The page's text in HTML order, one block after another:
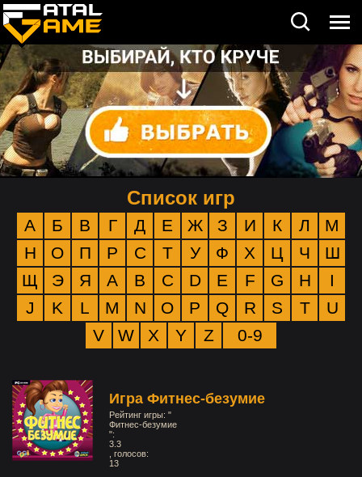
Список игр
А Б В Г Д Е Ж З И К Л
М
Н
О П Р С Т У Ф Х Ц Ч
Ш
Щ
Э Я A B C D E F G H
I
J
K L M N O P Q R S T
U
V
W X Y Z 0-9
Игра Фитнес-безумие
Рейтинг игры: "
Фитнес-безумие
":
3.3
, голосов:
13